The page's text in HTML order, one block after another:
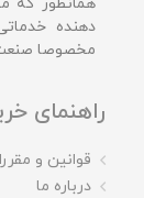
دهنده
مخصوصا صنعت
راهنمای
قوانین و
درباره ما